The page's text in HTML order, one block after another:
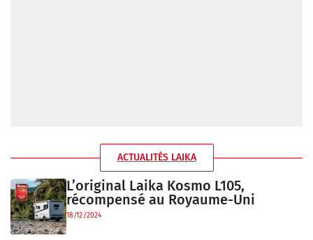
ACTUALITÉS LAIKA
L’original Laika Kosmo L105,
récompensé au Royaume-Uni
18/12/2024